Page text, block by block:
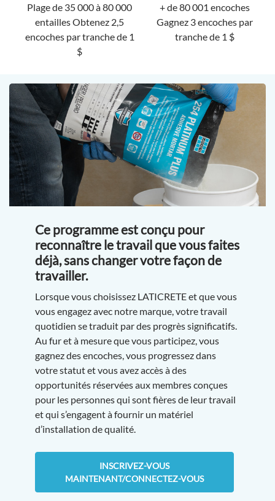
Plage de 35 000 à 80 000
entailles Obtenez 2,5
encoches par tranche de 1
$
+ de 80 001 encoches
Gagnez 3 encoches par
tranche de 1 $
Ce programme est conçu pour
reconnaître le travail que vous faites
déjà, sans changer votre façon de
travailler.
Lorsque vous choisissez LATICRETE et que vous
vous engagez avec notre marque, votre travail
quotidien se traduit par des progrès significatifs.
Au fur et à mesure que vous participez, vous
gagnez des encoches, vous progressez dans
votre statut et vous avez accès à des
opportunités réservées aux membres conçues
pour les personnes qui sont fières de leur travail
et qui s’engagent à fournir un matériel
d’installation de qualité.
INSCRIVEZ-VOUS
MAINTENANT/CONNECTEZ-VOUS